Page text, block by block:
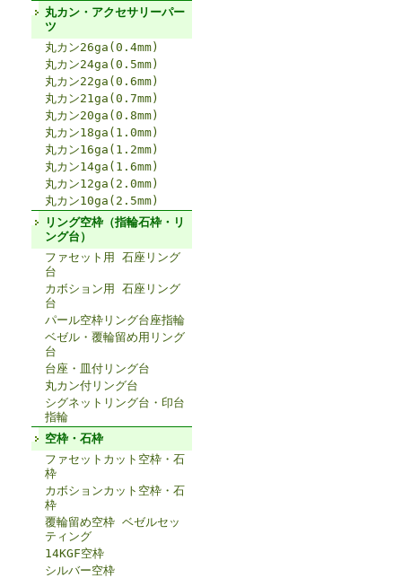
丸カン・アクセサリーパー
ツ
丸カン26ga(0.4mm)
丸カン24ga(0.5mm)
丸カン22ga(0.6mm)
丸カン21ga(0.7mm)
丸カン20ga(0.8mm)
丸カン18ga(1.0mm)
丸カン16ga(1.2mm)
丸カン14ga(1.6mm)
丸カン12ga(2.0mm)
丸カン10ga(2.5mm)
リング空枠（指輪石枠・リ
ング台）
ファセット用 石座リング
台
カボション用 石座リング
台
パール空枠リング台座指輪
ベゼル・覆輪留め用リング
台
台座・皿付リング台
丸カン付リング台
シグネットリング台・印台
指輪
空枠・石枠
ファセットカット空枠・石
枠
カボションカット空枠・石
枠
覆輪留め空枠 ベゼルセッ
ティング
14KGF空枠
シルバー空枠